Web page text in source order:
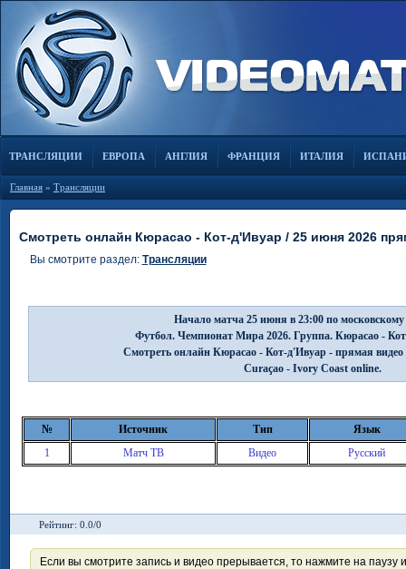
ТРАНСЛЯЦИИ ЕВРОПА АНГЛИЯ ФРАНЦИЯ ИТАЛИЯ
Главная » Трансляции
Смотреть онлайн Кюрасао - Кот-д'Ивуар / 25 июня 2026
Вы смотрите раздел: Трансляции
Начало матча 25 июня в 23:00 по
Футбол. Чемпионат Мира 2026. Группа. Кюрасао -
Смотреть онлайн Кюрасао - Кот-д'Ивуар - прямая
Curaçao - Ivory Coast online.
№ Источник Тип
Язык
1
Матч ТВ Видео Русский
Рейтинг: 0.0/0
Если вы смотрите запись и видео прерывается, то нажмите на паузу